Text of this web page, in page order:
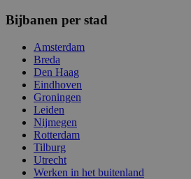
Bijbanen per stad
Amsterdam
Breda
Den Haag
Eindhoven
Groningen
Leiden
Nijmegen
Rotterdam
Tilburg
Utrecht
Werken in het buitenland